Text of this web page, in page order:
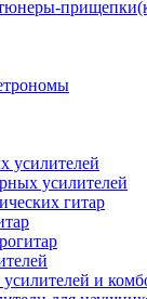
усилителей
усилителей
гитар
и